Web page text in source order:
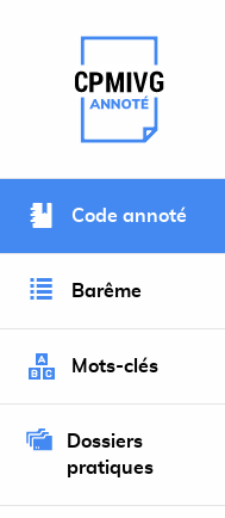
Retour à
Code annoté
Barême
Mots-clés
Dossiers
pratiques